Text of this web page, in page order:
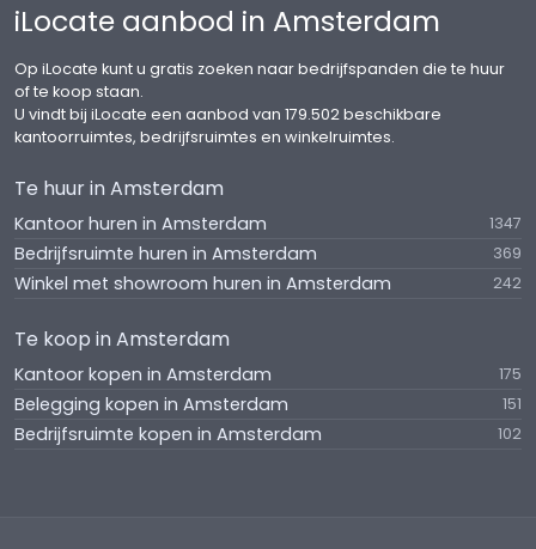
Amsterdam-Zuid. De buurt staat bekend om haar
monumentale herenhuizen, brede met bomen
omzoomde lanen en karakteristieke architectuur,
en biedt een rustige, hoogwaardige werkomgeving
met een onderscheidende uitstraling.
Op korte loopafstand bevinden zich iconische
bestemmingen als het Vondelpark, het
Concertgebouw en het Museumplein. Daarnaast
liggen de Cornelis Schuytstraat en de
een exclusief aanbod aan hoogwaardige winkels,
speciaalzaken en gerenommeerde
horecagelegenheden. Populaire adressen zoals
Bar Barolo, CARTER en Bar Jules maken de
iLocate aanbod in Amsterdam
Op iLocate kunt u gratis zoeken naar bedrijfspanden die te huur
of te koop staan.
U vindt bij iLocate een aanbod van 179.502 beschikbare
kantoorruimtes, bedrijfsruimtes en winkelruimtes.
Te huur in Amsterdam
Kantoor huren in Amsterdam 1347
Bedrijfsruimte huren in Amsterdam 369
Winkel met showroom huren in Amsterdam 242
Te koop in Amsterdam
Kantoor kopen in Amsterdam 175
Belegging kopen in Amsterdam 151
Bedrijfsruimte kopen in Amsterdam 102